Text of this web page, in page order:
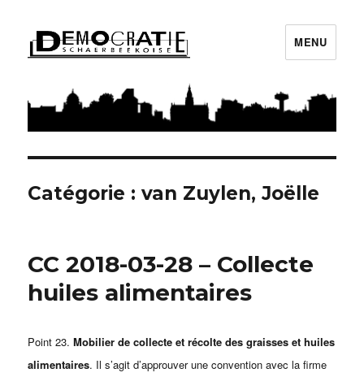
Démocratie Schaerbeekoise
MENU
Catégorie : van Zuylen, Joëlle
CC 2018-03-28 – Collecte
huiles alimentaires
Point 23.Mobilier de collecte et récolte des graisses et huiles
alimentaires. Il s’agit d’approuver une convention avec la firme